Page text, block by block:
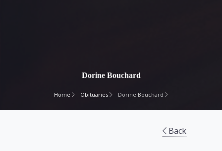
Dorine Bouchard
Home Obituaries Dorine Bouchard
Back